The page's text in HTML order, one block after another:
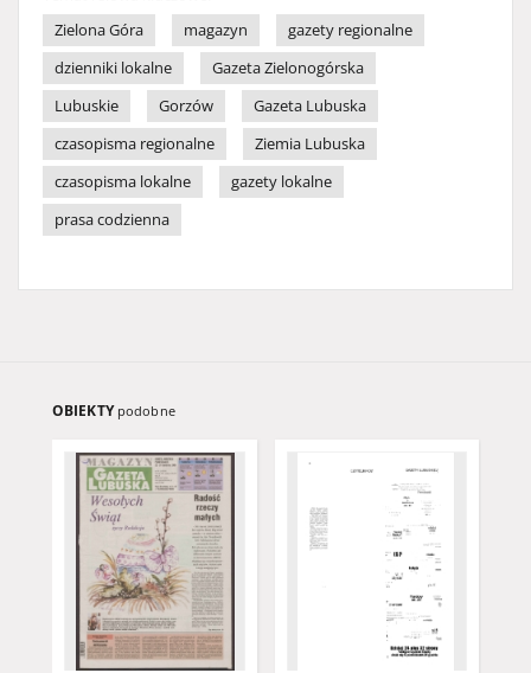
Zielona Góra
magazyn
gazety regionalne
dzienniki lokalne
Gazeta Zielonogórska
Lubuskie
Gorzów
Gazeta Lubuska
czasopisma regionalne
Ziemia Lubuska
czasopisma lokalne
gazety lokalne
prasa codzienna
OBIEKTY podobne